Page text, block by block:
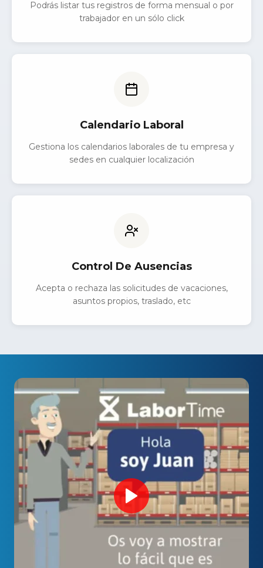
Podrás listar tus registros de forma mensual o por
trabajador en un sólo click
Calendario Laboral
Gestiona los calendarios laborales de tu empresa y
sedes en cualquier localización
Control De Ausencias
Acepta o rechaza las solicitudes de vacaciones,
asuntos propios, traslado, etc